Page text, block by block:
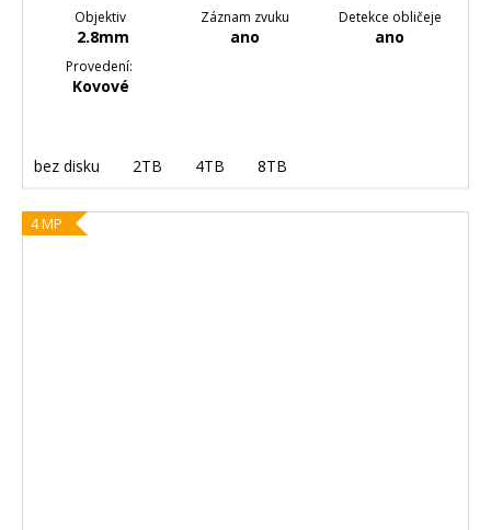
Objektiv
2.8mm
Záznam zvuku
ano
Detekce obličeje
ano
Provedení:
Kovové
bez disku 2TB 4TB 8TB
4 MP